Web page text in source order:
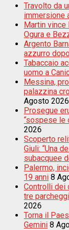
Travolto da
immersione
Martin vince
Ogura e
Argento
azzurro
Tabaccaio
uomo a
Messina,
palazzina
Agosto 2026
Prosegue
“sospese le
2026
Scoperto
Giuli: “Una
subacquee
Palermo,
19 anni 8
Controlli dei
tre
2026
Torna il
Gemini 8